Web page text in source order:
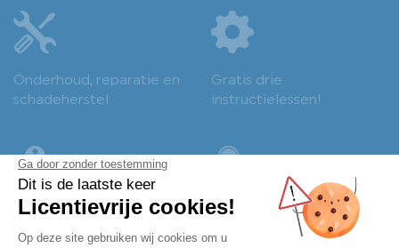
Onderhoud, reparatie en
schadeherstel
Gratis drie
instructielessen!
Dé dealer in Nieuwleusen
Persoonlijk en
professioneel